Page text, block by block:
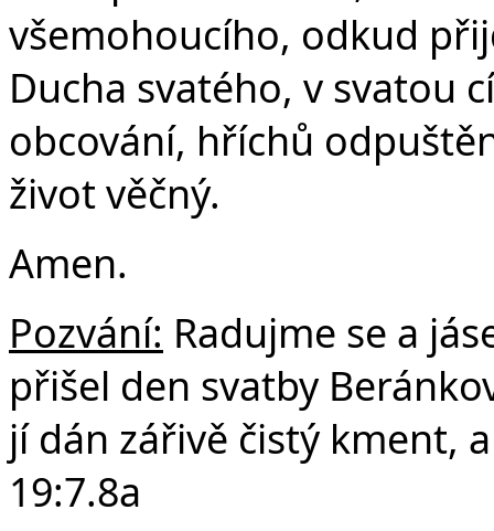
všemohoucího, odkud
Ducha svatého, v svatou
obcování, hříchů
život věčný.
Amen.
Pozvání: Radujme se a
přišel den svatby
jí dán zářivě čistý kment,
19:7.8a